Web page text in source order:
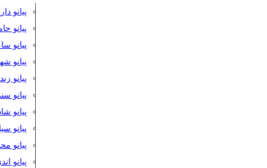
پیانو
پیانو
پیانو
پیانو
پیانو
پیانو
پیانو
پیانو
پیانو
پیانو